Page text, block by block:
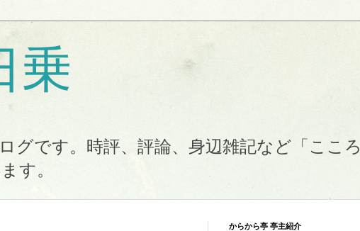
乗
グです。時評、評論、身辺雑記など「こころ
す。
からから亭 亭主紹介